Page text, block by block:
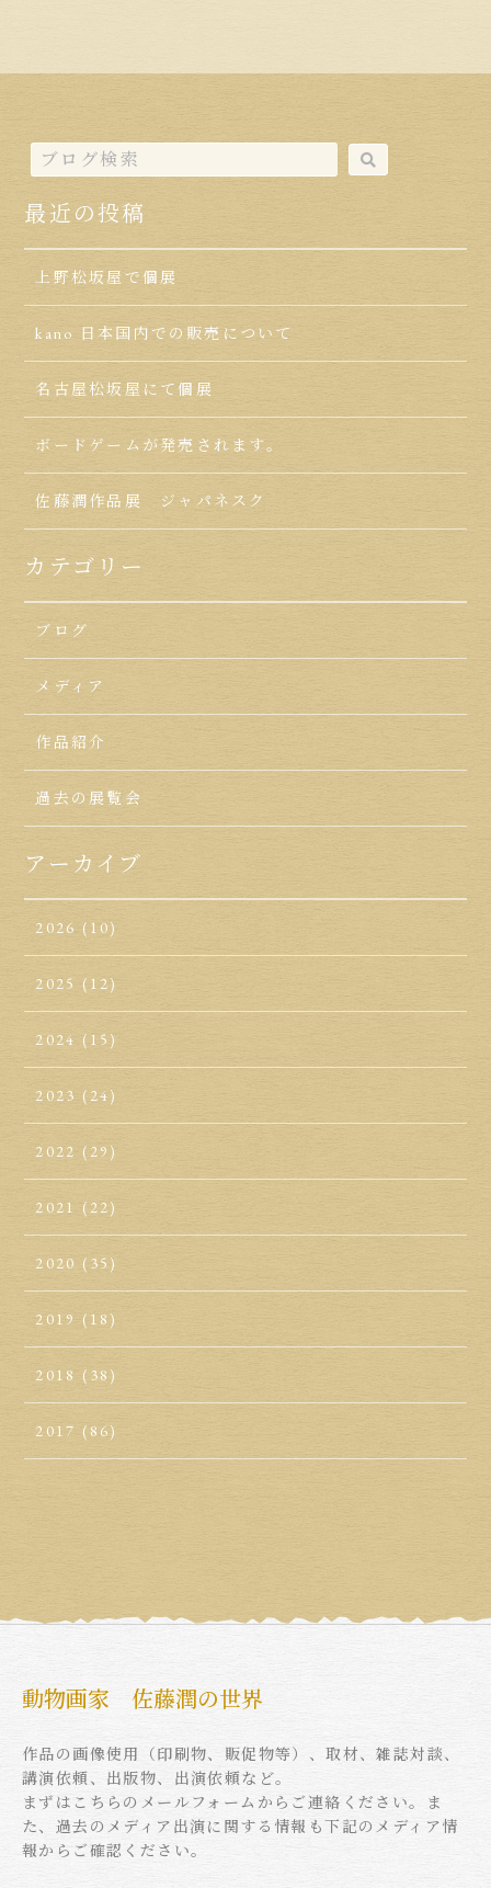
最近の投稿
上野松坂屋で個展
kano 日本国内での販売について
名古屋松坂屋にて個展
ボードゲームが発売されます。
佐藤潤作品展 ジャパネスク
カテゴリー
ブログ
メディア
作品紹介
過去の展覧会
アーカイブ
2026 (10)
2025 (12)
2024 (15)
2023 (24)
2022 (29)
2021 (22)
2020 (35)
2019 (18)
2018 (38)
2017 (86)
動物画家 佐藤潤の世界
作品の画像使用（印刷物、販促物等）、取材、雑誌対談、
講演依頼、出版物、出演依頼など。
まずはこちらのメールフォームからご連絡ください。ま
た、過去のメディア出演に関する情報も下記のメディア情
報からご確認ください。